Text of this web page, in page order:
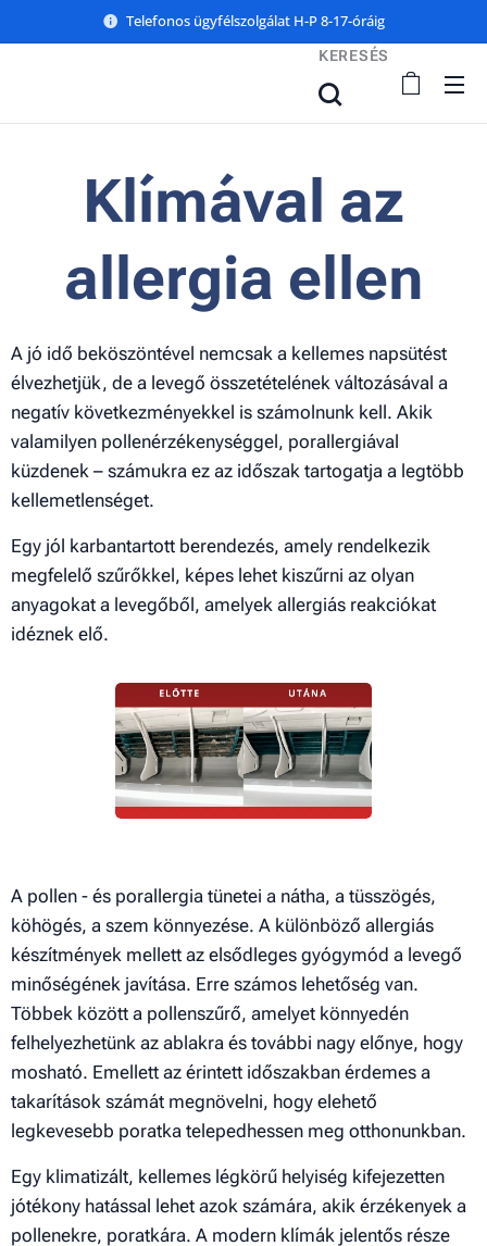
Telefonos ügyfélszolgálat H-P 8-17-óráig
KERESÉS
Klímával az
allergia ellen
A jó idő beköszöntével nemcsak a kellemes napsütést
élvezhetjük, de a levegő összetételének változásával a
negatív következményekkel is számolnunk kell. Akik
valamilyen pollenérzékenységgel, porallergiával
küzdenek – számukra ez az időszak tartogatja a legtöbb
kellemetlenséget.
Egy jól karbantartott berendezés, amely rendelkezik
megfelelő szűrőkkel, képes lehet kiszűrni az olyan
anyagokat a levegőből, amelyek allergiás reakciókat
idéznek elő.
A pollen - és porallergia tünetei a nátha, a tüsszögés,
köhögés, a szem könnyezése. A különböző allergiás
készítmények mellett az elsődleges gyógymód a levegő
minőségének javítása. Erre számos lehetőség van.
Többek között a pollenszűrő, amelyet könnyedén
felhelyezhetünk az ablakra és további nagy előnye, hogy
mosható. Emellett az érintett időszakban érdemes a
takarítások számát megnövelni, hogy elehető
legkevesebb poratka telepedhessen meg otthonunkban.
Egy klimatizált, kellemes légkörű helyiség kifejezetten
jótékony hatással lehet azok számára, akik érzékenyek a
pollenekre, poratkára. A modern klímák jelentős része